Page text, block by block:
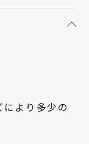
より多少の